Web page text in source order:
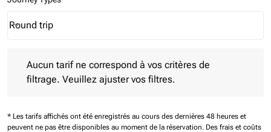
Journey Types option Round trip Selected
Round trip
keyboard_arrow_down
Aucun tarif ne correspond à vos critères de
filtrage. Veuillez ajuster vos filtres.
* Les tarifs affichés ont été enregistrés au cours des dernières 48 heures et
peuvent ne pas être disponibles au moment de la réservation. Des frais et coûts